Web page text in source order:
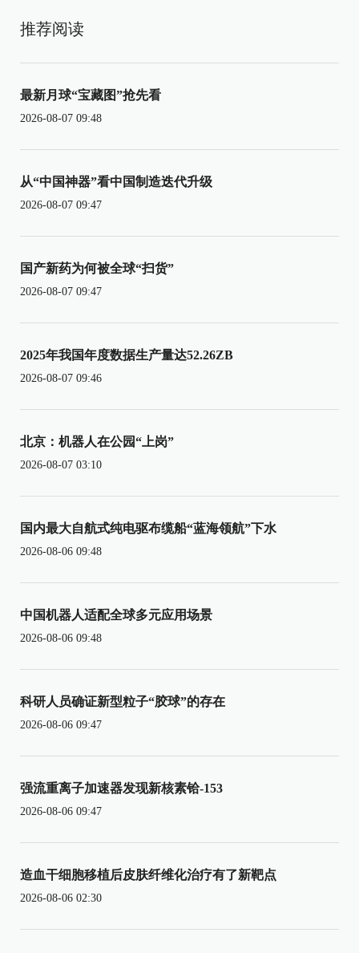
推荐阅读
最新月球“宝藏图”抢先看
2026-08-07 09:48
从“中国神器”看中国制造迭代升级
2026-08-07 09:47
国产新药为何被全球“扫货”
2026-08-07 09:47
2025年我国年度数据生产量达52.26ZB
2026-08-07 09:46
北京：机器人在公园“上岗”
2026-08-07 03:10
国内最大自航式纯电驱布缆船“蓝海领航”下水
2026-08-06 09:48
中国机器人适配全球多元应用场景
2026-08-06 09:48
科研人员确证新型粒子“胶球”的存在
2026-08-06 09:47
强流重离子加速器发现新核素铪-153
2026-08-06 09:47
造血干细胞移植后皮肤纤维化治疗有了新靶点
2026-08-06 02:30